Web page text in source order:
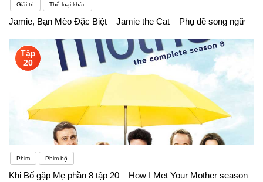
Giải trí Thể loại khác
Jamie, Bạn Mèo Đặc Biệt – Jamie the Cat – Phụ đề song ngữ
Tập
20
Phim Phim bộ
Khi Bố gặp Mẹ phần 8 tập 20 – How I Met Your Mother season